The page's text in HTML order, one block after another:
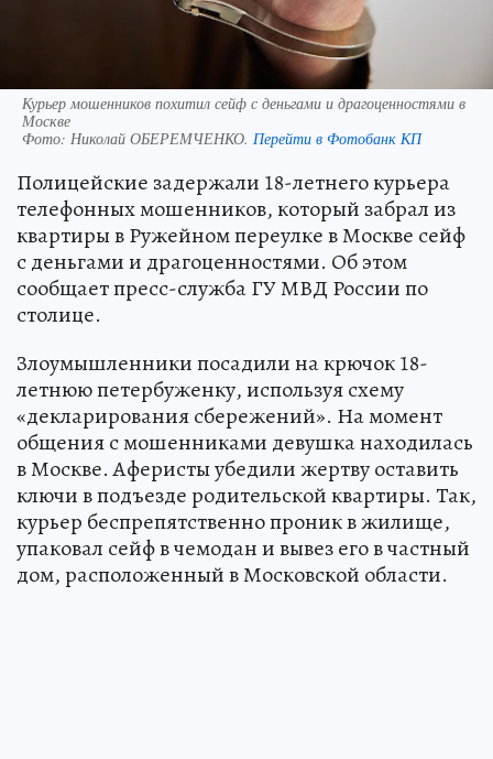
Курьер мошенников похитил сейф с деньгами и драгоценностями в
Москве
Фото: Николай ОБЕРЕМЧЕНКО. Перейти в Фотобанк КП
Полицейские задержали 18-летнего курьера
телефонных мошенников, который забрал из
квартиры в Ружейном переулке в Москве сейф
с деньгами и драгоценностями. Об этом
сообщает пресс-служба ГУ МВД России по
столице.
Злоумышленники посадили на крючок 18-
летнюю петербуженку, используя схему
«декларирования сбережений». На момент
общения с мошенниками девушка находилась
в Москве. Аферисты убедили жертву оставить
ключи в подъезде родительской квартиры. Так,
курьер беспрепятственно проник в жилище,
упаковал сейф в чемодан и вывез его в частный
дом, расположенный в Московской области.